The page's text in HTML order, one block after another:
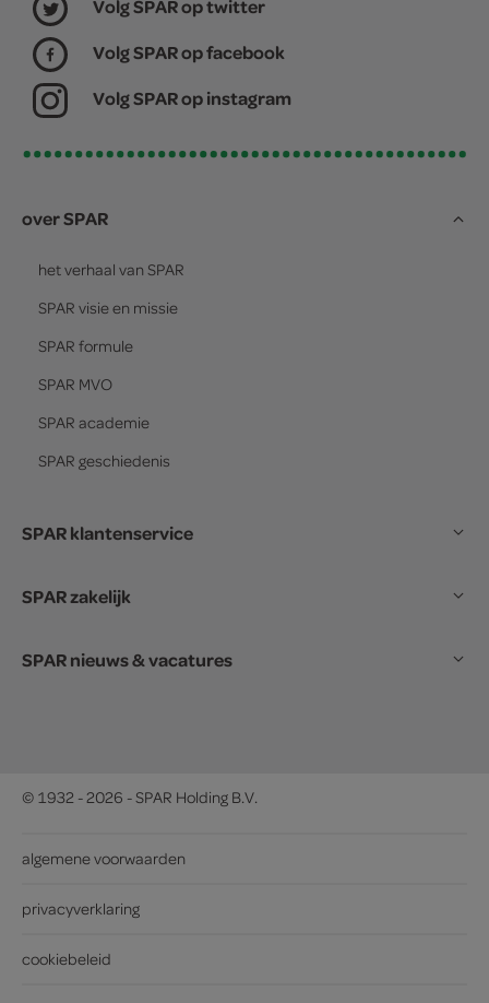
Volg SPAR op twitter
Volg SPAR op facebook
Volg SPAR op instagram
over SPAR
het verhaal van SPAR
SPAR visie en missie
SPAR formule
SPAR MVO
SPAR academie
SPAR geschiedenis
SPAR klantenservice
SPAR zakelijk
SPAR nieuws & vacatures
© 1932 - 2026 - SPAR Holding B.V.
algemene voorwaarden
privacyverklaring
cookiebeleid